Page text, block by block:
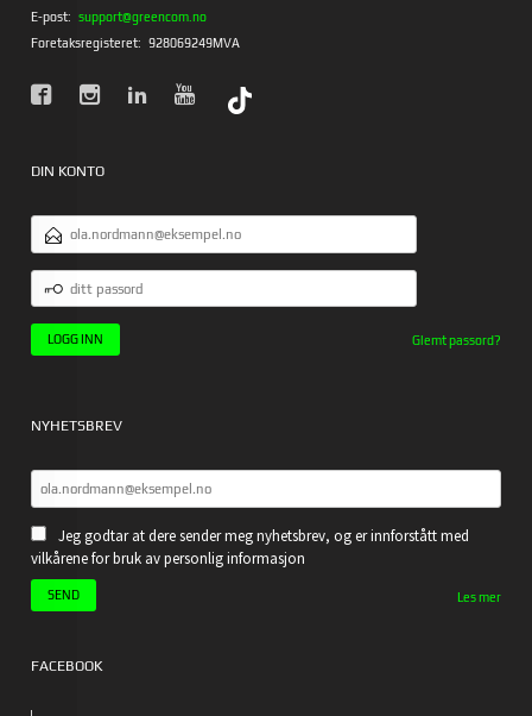
E-post: support@greencom.no
Foretaksregisteret: 928069249MVA
DIN KONTO
POSTADRESSE
DITT
PASSORD
Glemt passord?
NYHETSBREV
Jeg godtar at dere sender meg nyhetsbrev, og er innforstått med
vilkårene for bruk av personlig informasjon
Les mer
FACEBOOK